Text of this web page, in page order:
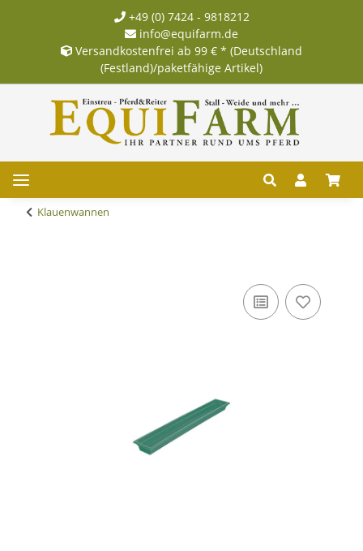
+49 (0) 7424 - 9818212
info@equifarm.de
Versandkostenfrei ab 99 € * (Deutschland
(Festland)/paketfähige Artikel)
Klauenwannen